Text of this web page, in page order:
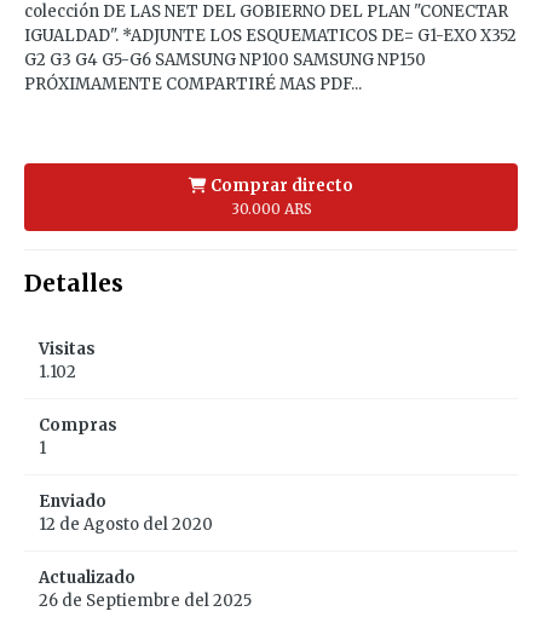
colección DE LAS NET DEL GOBIERNO DEL PLAN "CONECTAR
IGUALDAD". *ADJUNTE LOS ESQUEMATICOS DE= G1-EXO X352
G2 G3 G4 G5-G6 SAMSUNG NP100 SAMSUNG NP150
PRÓXIMAMENTE COMPARTIRÉ MAS PDF...
Comprar directo
30.000 ARS
Detalles
Visitas
1.102
Compras
1
Enviado
12 de Agosto del 2020
Actualizado
26 de Septiembre del 2025